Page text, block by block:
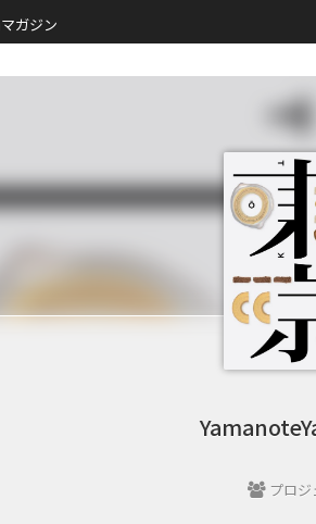
ガジン
プロジ